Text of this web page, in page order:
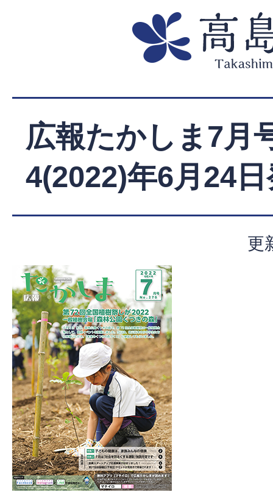
広報たかしま7月
4(2022)年6月24
更